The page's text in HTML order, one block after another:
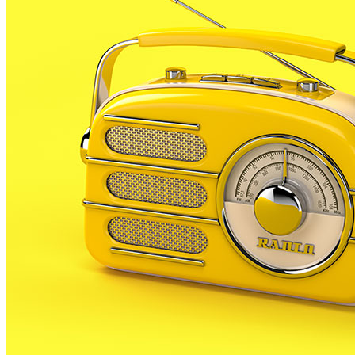
una plantada d’arbres a l’exterior immediat de la
Masia de Can Batlle. Des de l’any passat aquest
equipament acull l’espai per a joves de la nostre
localitat i per tal de fer-se’l seu, la regidoria de
joventut ha organitzat aquesta plantada per tal que
siguin els propis joves qui dissenyin els exteriors del
seu espai municipal.
Tal i com ja es va fer en una primera fase, ara fa un
mes, els joves que vulguin participar a l’activitat
podran plantar arbres a la zona del davant del nou
equipament a partir de les 5 de la tarda.
Tots els joves que hi participin tindran berenar